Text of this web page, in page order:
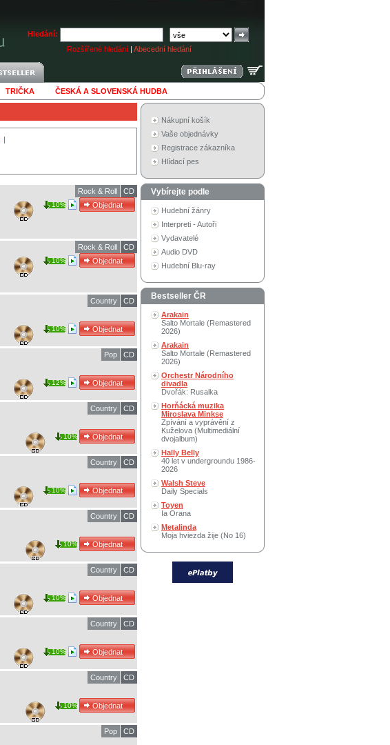
Hledání:
Rozšířené hledání | Abecední hledání
TRIČKA ČESKÁ A SLOVENSKÁ HUDBA
|
CD
Rock & Roll
10%
CD
Rock & Roll
10%
CD
Country
10%
CD
Pop
12%
CD
Country
10%
CD
Country
10%
CD
Country
10%
CD
Country
10%
CD
Country
10%
CD
Country
10%
CD
Pop
Nákupní košík
Vaše objednávky
Registrace zákazníka
Hlídací pes
Vybírejte podle
Hudební žánry
Interpreti - Autoři
Vydavatelé
Audio DVD
Hudební Blu-ray
Bestseller ČR
Arakain
Salto Mortale (Remastered
2026)
Arakain
Salto Mortale (Remastered
2026)
Orchestr Národního
divadla
Dvořák: Rusalka
Horňácká muzika
Miroslava Minkse
Zpívání a vyprávění z
Kuželova (Multimediální
dvojalbum)
Hally Belly
40 let v undergroundu 1986-
2026
Walsh Steve
Daily Specials
Toyen
Ia Orana
Metalinda
Moja hviezda žije (No 16)